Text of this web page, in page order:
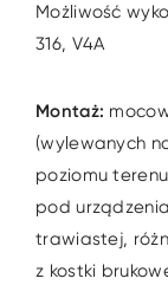
Możliwość
316, V4A
Montaż:
(wylewanych
poziomu
pod
trawiastej,
z kostki